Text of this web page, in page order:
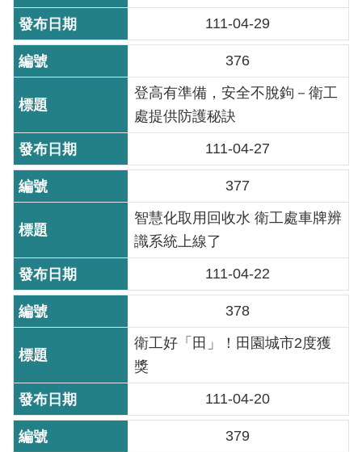
全
政
策
聯
資
訊
意
信
箱
111-04-29
376
登高有準備，安全不脫鉤－衛工
處提供防護秘訣
111-04-27
377
智慧化取用回收水 衛工處車牌辨
識系統上線了
111-04-22
378
衛工好「田」！田園城市2度獲
獎
111-04-20
379